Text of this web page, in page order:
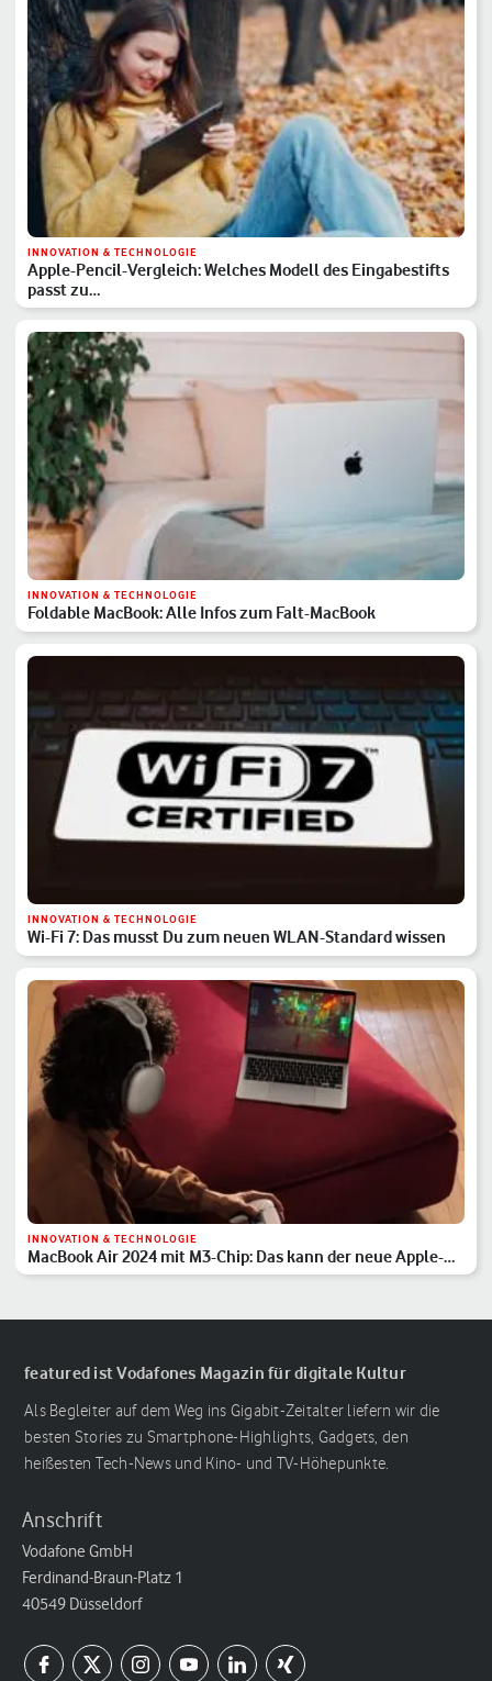
INNOVATION & TECHNOLOGIE
Apple-Pencil-Vergleich: Welches Modell des Eingabestifts
passt zu…
INNOVATION & TECHNOLOGIE
Foldable MacBook: Alle Infos zum Falt-MacBook
INNOVATION & TECHNOLOGIE
Wi-Fi 7: Das musst Du zum neuen WLAN-Standard wissen
INNOVATION & TECHNOLOGIE
MacBook Air 2024 mit M3-Chip: Das kann der neue Apple-
Laptop
featured ist Vodafones Magazin für digitale Kultur
Als Begleiter auf dem Weg ins Gigabit-Zeitalter liefern wir die
besten Stories zu Smartphone-Highlights, Gadgets, den
heißesten Tech-News und Kino- und TV-Höhepunkte.
Anschrift
Vodafone GmbH
Ferdinand-Braun-Platz 1
40549 Düsseldorf